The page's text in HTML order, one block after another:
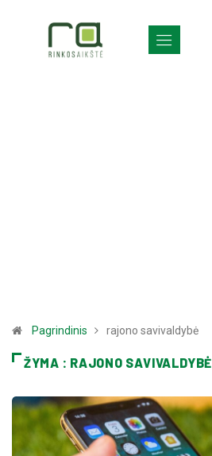
Pagrindinis rajono savivaldybė
ŽYMA : RAJONO SAVIVALDYBĖ